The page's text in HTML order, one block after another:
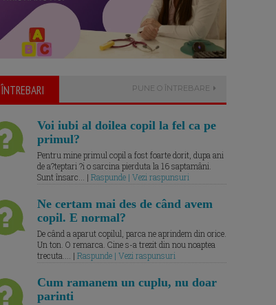
ÎNTREBARI PUNE O ÎNTREBARE
Voi iubi al doilea copil la fel ca pe
primul?
Pentru mine primul copil a fost foarte dorit, dupa ani
de a?teptari ?i o sarcina pierduta la 16 saptamâni.
Sunt însarc... | Raspunde | Vezi raspunsuri
Ne certam mai des de când avem
copil. E normal?
De când a aparut copilul, parca ne aprindem din orice.
Un ton. O remarca. Cine s-a trezit din nou noaptea
trecuta.... | Raspunde | Vezi raspunsuri
Cum ramanem un cuplu, nu doar
parinti